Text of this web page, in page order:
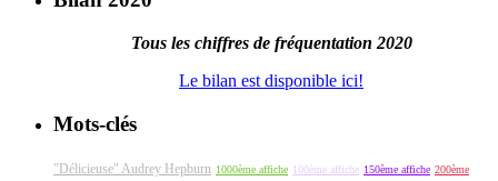
Tous les chiffres de fréquentation 2020
Le bilan est disponible ici!
Mots-clés
"Délicieuse" Audrey Hepburn 1000ème affiche 100ème affiche 150ème affiche 200ème